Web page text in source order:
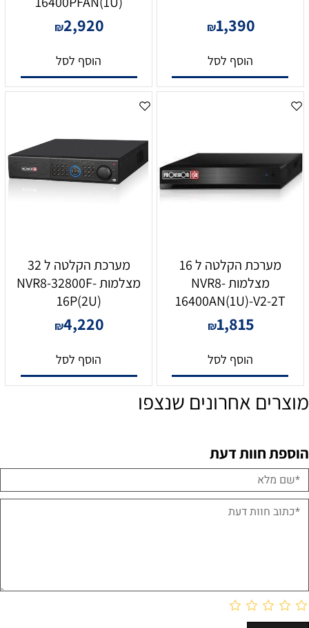
₪1,390
הוסף לסל
₪2,920
הוסף לסל
מערכת הקלטה ל 16
מצלמות NVR8-
16400AN(1U)-V2-2T
₪1,815
הוסף לסל
מערכת הקלטה ל 32
מצלמות NVR8-32800F-
16P(2U)
₪4,220
הוסף לסל
מוצרים אחרונים שנצפו
הוספת חוות דעת